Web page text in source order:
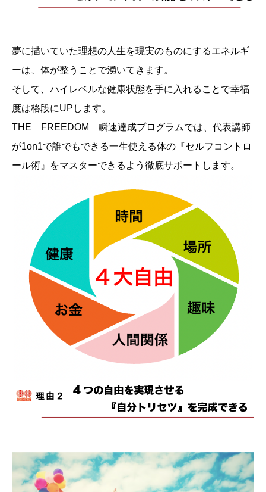
夢に描いていた理想の人生を現実のものにするエネルギ
ーは、体が整うことで湧いてきます。
そして、ハイレベルな健康状態を手に入れることで幸福
度は格段にUPします。
THE FREEDOM 瞬速達成プログラムでは、代表講師
が1on1で誰でもできる一生使える体の『セルフコントロ
ール術』をマスターできるよう徹底サポートします。